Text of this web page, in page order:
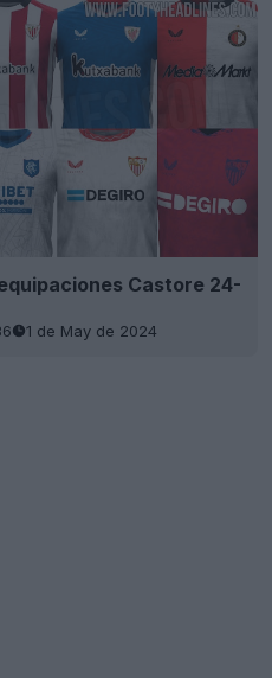
Castore 24-
1 de May de 2024